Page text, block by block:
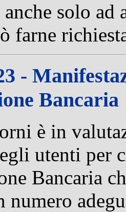
solo ad
farne
-
Bancaria
è in
utenti per
Bancaria
numero